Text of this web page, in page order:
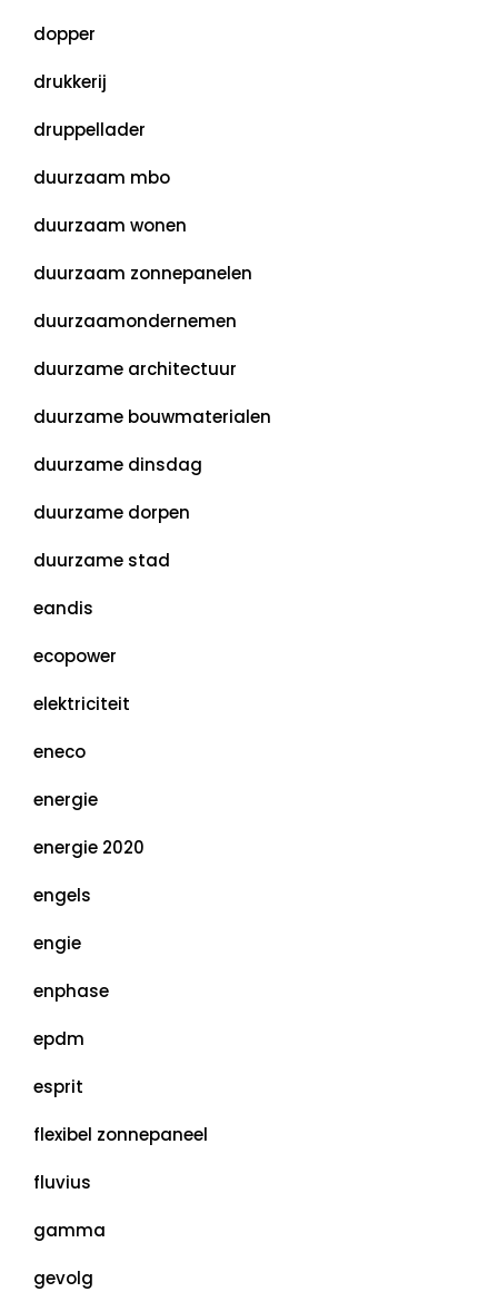
dopper
drukkerij
druppellader
duurzaam mbo
duurzaam wonen
duurzaam zonnepanelen
duurzaamondernemen
duurzame architectuur
duurzame bouwmaterialen
duurzame dinsdag
duurzame dorpen
duurzame stad
eandis
ecopower
elektriciteit
eneco
energie
energie 2020
engels
engie
enphase
epdm
esprit
flexibel zonnepaneel
fluvius
gamma
gevolg